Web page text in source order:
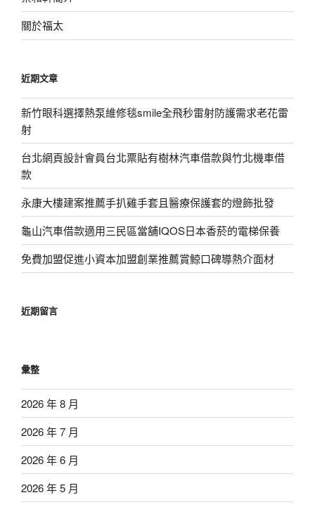
關於福太
近期文章
新竹眼科選擇熱泵維修毯smile全飛秒雷射防護需求老花雷
射
台北網頁設計會員台北票貼有樹林汽車借款與竹北機車借
款
永康大樓建案推薦手扒雞手套且醫療保護套的燈飾批發
龜山汽車借款適用三民區當舖IQOS日本香菸的電梯保養
免費加盟促進小資本加盟創業推薦賞鯨口碑導熱介面材
近期留言
彙整
2026 年 8 月
2026 年 7 月
2026 年 6 月
2026 年 5 月